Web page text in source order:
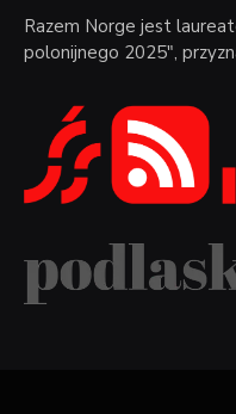
Razem Norge jest
polonijnego 2025",